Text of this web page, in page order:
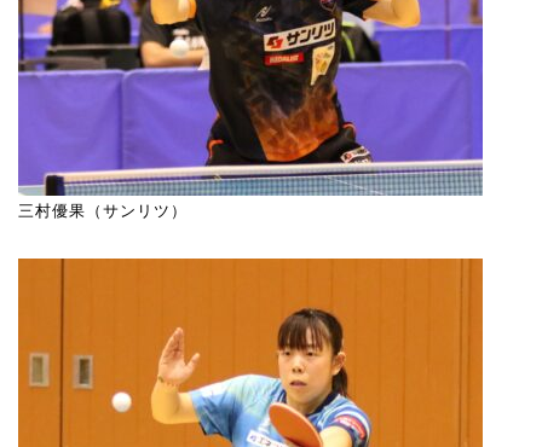
三村優果（サンリツ）